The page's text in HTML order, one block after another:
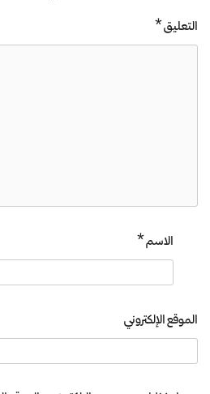
التعليق*
الاسم*
الموقع الإلكتروني